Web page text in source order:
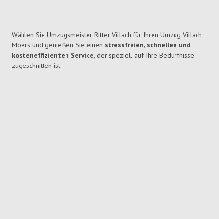
Wählen Sie Umzugsmeister Ritter Villach für Ihren Umzug Villach
Moers und genießen Sie einen stressfreien, schnellen und
kosteneffizienten Service, der speziell auf Ihre Bedürfnisse
zugeschnitten ist.